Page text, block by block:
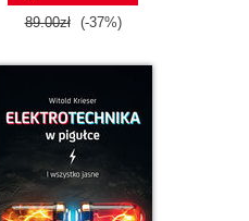
89.00zł (-37%)